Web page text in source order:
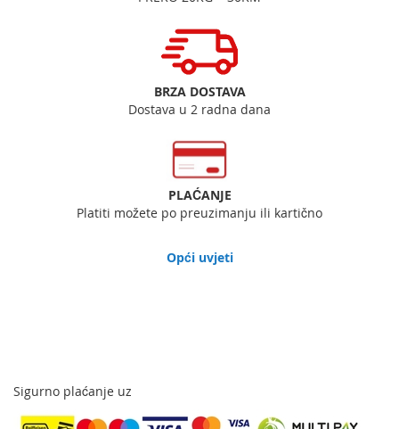
BRZA DOSTAVA
Dostava u 2 radna dana
PLAĆANJE
Platiti možete po preuzimanju ili kartično
Opći uvjeti
Sigurno plaćanje uz